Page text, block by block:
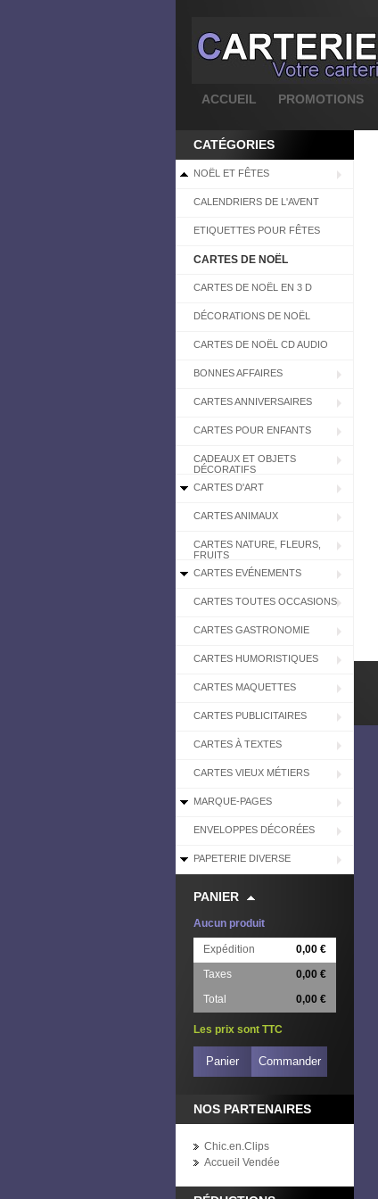
ACCUEIL PROMOTIONS
CATÉGORIES
NOËL ET FÊTES
CALENDRIERS DE L'AVENT
ETIQUETTES POUR FÊTES
CARTES DE NOËL
CARTES DE NOËL EN 3 D
DÉCORATIONS DE NOËL
CARTES DE NOËL CD AUDIO
BONNES AFFAIRES
CARTES ANNIVERSAIRES
CARTES POUR ENFANTS
CADEAUX ET OBJETS
DÉCORATIFS
CARTES D'ART
CARTES ANIMAUX
CARTES NATURE, FLEURS,
FRUITS
CARTES EVÉNEMENTS
CARTES TOUTES OCCASIONS
CARTES GASTRONOMIE
CARTES HUMORISTIQUES
CARTES MAQUETTES
CARTES PUBLICITAIRES
CARTES À TEXTES
CARTES VIEUX MÉTIERS
MARQUE-PAGES
ENVELOPPES DÉCORÉES
PAPETERIE DIVERSE
PANIER
Aucun produit
Expédition
0,00 €
Taxes
0,00 €
Total
0,00 €
Les prix sont TTC
Panier Commander
NOS PARTENAIRES
Chic.en.Clips
Accueil Vendée